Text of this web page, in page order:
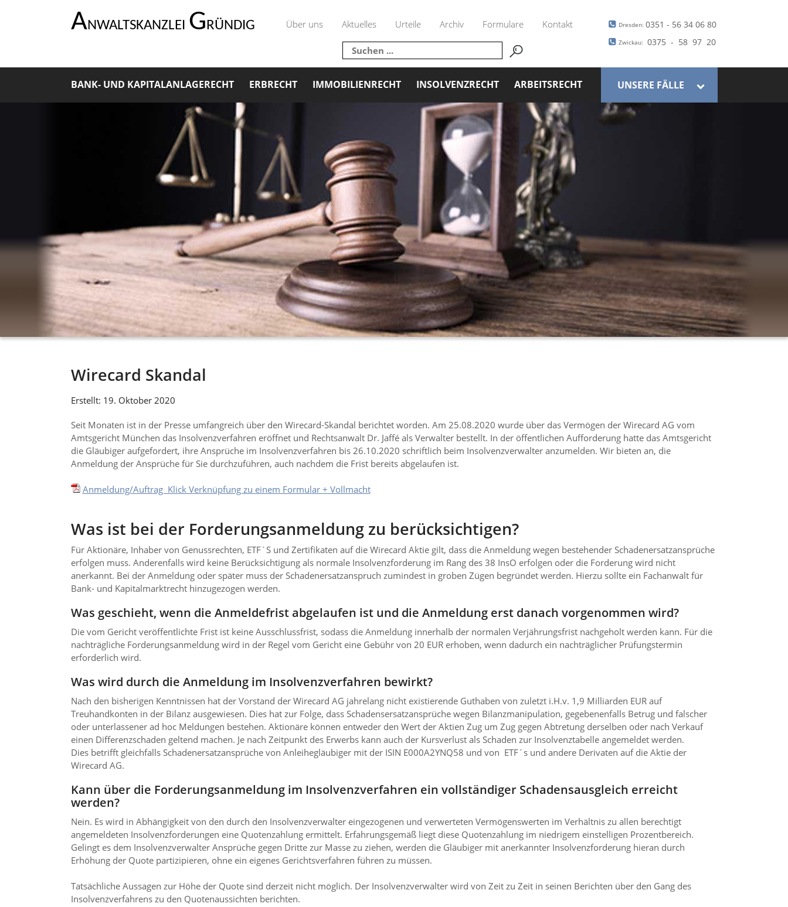
ANWALTSKANZLEI GRÜNDIG Über uns Aktuelles Urteile Archiv Formulare Kontakt Dresden:0351 - 56 34 06 80
Zwickau: 0375 - 58 97 20
BANK- UND KAPITALANLAGERECHT ERBRECHT IMMOBILIENRECHT INSOLVENZRECHT ARBEITSRECHT UNSERE FÄLLE
Wirecard Skan­dal
Erstellt: 19. Oktober 2020
Seit Monaten ist in der Presse umfangreich über den Wirecard-Skandal berichtet worden. Am 25.08.2020 wurde über das Vermögen der Wirecard AG vom
Amtsgericht München das Insolvenzverfahren eröffnet und Rechtsanwalt Dr. Jaffé als Verwalter bestellt. In der öffentlichen Aufforderung hatte das Amtsgericht
die Gläubiger aufgefordert, ihre Ansprüche im Insolvenzverfahren bis 26.10.2020 schriftlich beim Insolvenzverwalter anzumelden. Wir bieten an, die
Anmeldung der Ansprüche für Sie durchzuführen, auch nachdem die Frist bereits abgelaufen ist.
Anmeldung/Auftrag Klick Verknüpfung zu einem Formular + Vollmacht
Was ist bei der Forderungsanmeldung zu berücksichtigen?
Für Aktionäre, Inhaber von Genussrechten, ETF´S und Zertifikaten auf die Wirecard Aktie gilt, dass die Anmeldung wegen bestehender Schadenersatzansprüche
erfolgen muss. Anderenfalls wird keine Berücksichtigung als normale Insolvenzforderung im Rang des 38 InsO erfolgen oder die Forderung wird nicht
anerkannt. Bei der Anmeldung oder später muss der Schadenersatzanspruch zumindest in groben Zügen begründet werden. Hierzu sollte ein Fachanwalt für
Bank- und Kapitalmarktrecht hinzugezogen werden.
Was ge­schieht, wenn die Anmeldefrist abgelaufen ist und die Anmeldung erst danach vorgenommen wird?
Die vom Gericht veröffentlichte Frist ist keine Ausschlussfrist, sodass die Anmeldung innerhalb der normalen Verjährungsfrist nachgeholt werden kann. Für die
nachträgliche Forderungsanmeldung wird in der Regel vom Gericht eine Gebühr von 20 EUR erhoben, wenn dadurch ein nachträglicher Prüfungstermin
erforderlich wird.
Was wird durch die Anmeldung im Insolvenzverfahren bewirkt?
Nach den bisherigen Kenntnissen hat der Vorstand der Wirecard AG jahrelang nicht existierende Guthaben von zuletzt i.H.v. 1,9 Milliarden EUR auf
Treuhandkonten in der Bilanz ausgewiesen. Dies hat zur Folge, dass Schadensersatzansprüche wegen Bilanzmanipulation, gegebenenfalls Betrug und falscher
oder unterlassener ad hoc Meldungen bestehen. Aktionäre können entweder den Wert der Aktien Zug um Zug gegen Abtretung derselben oder nach Verkauf
einen Differenzschaden geltend machen. Je nach Zeitpunkt des Erwerbs kann auch der Kursverlust als Schaden zur Insolvenztabelle angemeldet werden.
Dies betrifft gleichfalls Schadenersatzansprüche von Anleihegläubiger mit der ISIN E000A2YNQ58 und von ETF´s und andere Derivaten auf die Aktie der
Wirecard AG.
Kann über die Forderungsanmeldung im Insolvenzverfahren ein vollständiger Schadensausgleich erreicht
werden?
Nein. Es wird in Abhängigkeit von den durch den Insolvenzverwalter eingezogenen und verwerteten Vermögenswerten im Verhältnis zu allen berechtigt
angemeldeten Insolvenzforderungen eine Quotenzahlung ermittelt. Erfahrungsgemäß liegt diese Quotenzahlung im niedrigem einstelligen Prozentbereich.
Gelingt es dem Insolvenzverwalter Ansprüche gegen Dritte zur Masse zu ziehen, werden die Gläubiger mit anerkannter Insolvenzforderung hieran durch
Erhöhung der Quote partizipieren, ohne ein eigenes Gerichtsverfahren führen zu müssen.
Tatsächliche Aussagen zur Höhe der Quote sind derzeit nicht möglich. Der Insolvenzverwalter wird von Zeit zu Zeit in seinen Berichten über den Gang des
Insolvenzverfahrens zu den Quotenaussichten berichten.